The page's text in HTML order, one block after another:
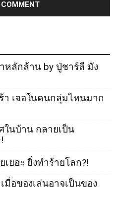
ลักล้าน by ปู่ชาร์ลี มัง
า เจอในคนกลุ่มไหนมาก
ในบ้าน กลายเป็น
ยอะ ยิ่งทำร้ายโลก?!
มื่อของเล่นอาจเป็นของ